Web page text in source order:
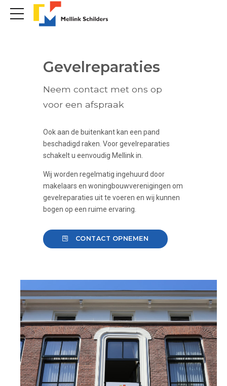
Gevelreparaties
Neem contact met ons op
voor een afspraak
Ook aan de buitenkant kan een pand
beschadigd raken. Voor gevelreparaties
schakelt u eenvoudig Mellink in.
Wij worden regelmatig ingehuurd door
makelaars en woningbouwverenigingen om
gevelreparaties uit te voeren en wij kunnen
bogen op een ruime ervaring.
CONTACT OPNEMEN